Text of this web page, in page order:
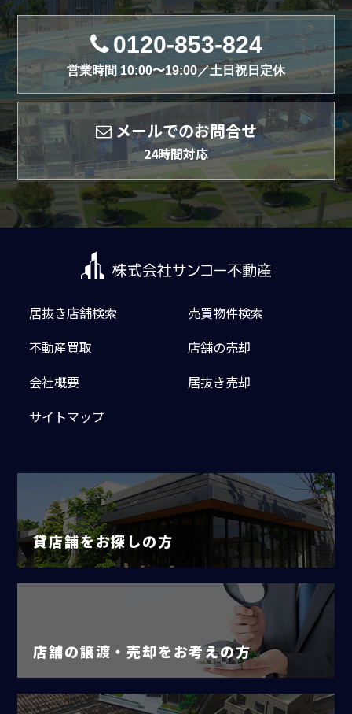
0120-853-824
営業時間 10:00〜19:00／土日祝日定休
メールでのお問合せ
24時間対応
居抜き店舗検索
売買物件検索
不動産買取
店舗の売却
会社概要
居抜き売却
サイトマップ
貸店舗をお探しの方
店舗の譲渡・売却をお考えの方